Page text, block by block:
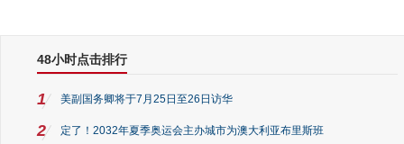
48小时点击排行
1 美副国务卿将于7月25日至26日访华
2 定了！2032年夏季奥运会主办城市为澳大利亚布里斯班